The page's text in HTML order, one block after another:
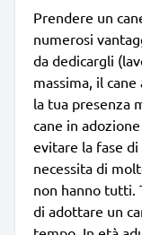
Prendere un
numerosi
da dedicargli
massima, il
la tua presenza
cane in
evitare la fase
necessita di
non hanno tutti.
di adottare un